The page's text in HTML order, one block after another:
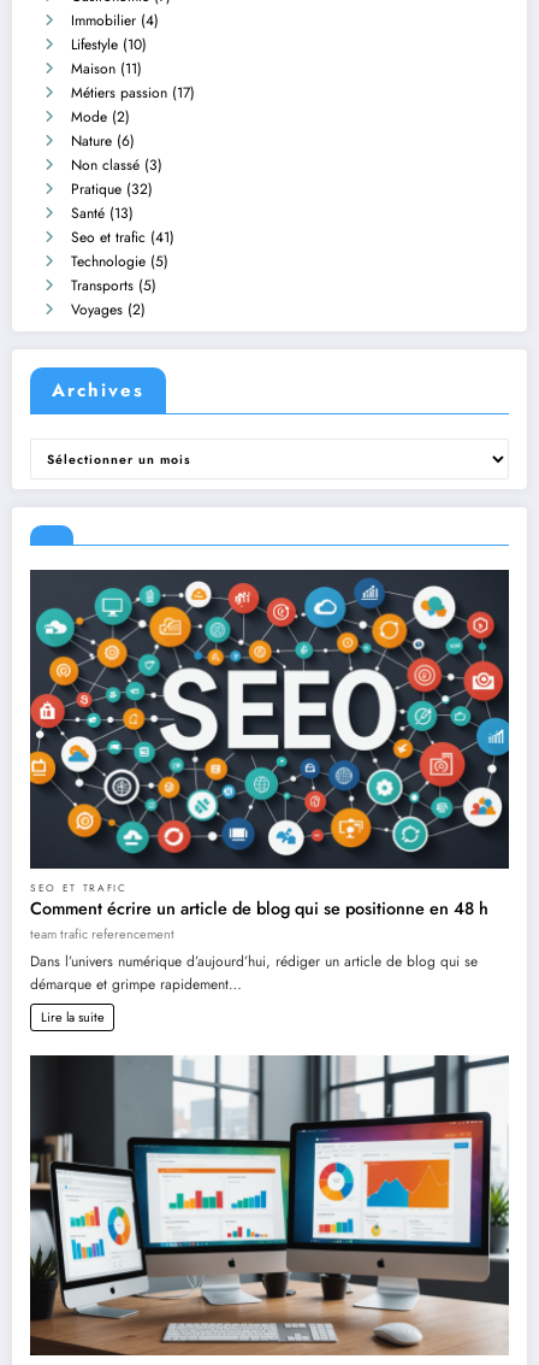
Immobilier (4)
Lifestyle (10)
Maison (11)
Métiers passion (17)
Mode (2)
Nature (6)
Non classé (3)
Pratique (32)
Santé (13)
Seo et trafic (41)
Technologie (5)
Transports (5)
Voyages (2)
Archives
Archives
SEO ET TRAFIC
Comment écrire un article de blog qui se positionne en 48 h
team trafic referencement
Dans l’univers numérique d’aujourd’hui, rédiger un article de blog qui se
démarque et grimpe rapidement…
Lire la suite